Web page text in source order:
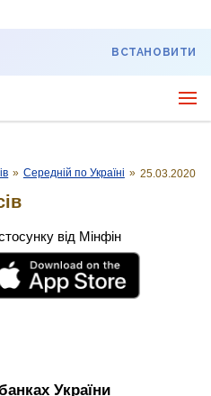
ВСТАНОВИТИ
» Середній по Україні » 25.03.2020
від Мінфін
України